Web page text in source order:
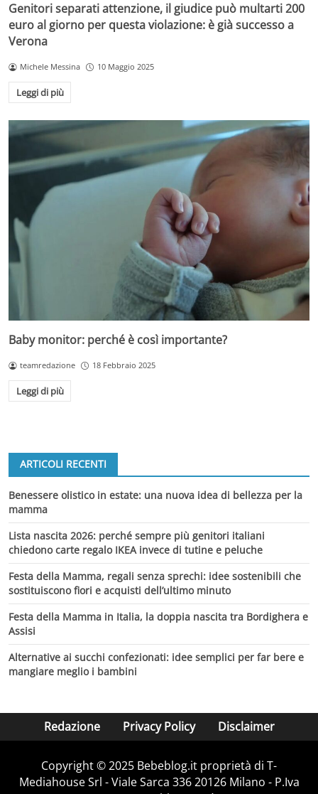
Genitori separati attenzione, il giudice può multarti 200
euro al giorno per questa violazione: è già successo a
Verona
Michele Messina 10 Maggio 2025
Leggi di più
Baby monitor: perché è così importante?
teamredazione 18 Febbraio 2025
Leggi di più
ARTICOLI RECENTI
Benessere olistico in estate: una nuova idea di bellezza per la
mamma
Lista nascita 2026: perché sempre più genitori italiani
chiedono carte regalo IKEA invece di tutine e peluche
Festa della Mamma, regali senza sprechi: idee sostenibili che
sostituiscono fiori e acquisti dell’ultimo minuto
Festa della Mamma in Italia, la doppia nascita tra Bordighera e
Assisi
Alternative ai succhi confezionati: idee semplici per far bere e
mangiare meglio i bambini
Redazione Privacy Policy Disclaimer
Copyright © 2025 Bebeblog.it proprietà di T-
Mediahouse Srl - Viale Sarca 336 20126 Milano - P.Iva